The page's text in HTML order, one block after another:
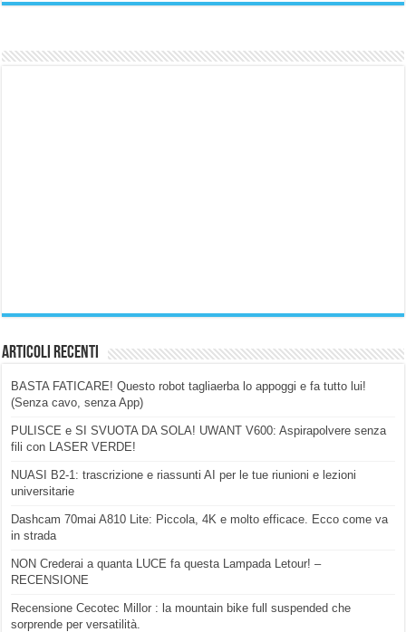
Articoli Recenti
BASTA FATICARE! Questo robot tagliaerba lo appoggi e fa tutto lui!
(Senza cavo, senza App)
PULISCE e SI SVUOTA DA SOLA! UWANT V600: Aspirapolvere senza
fili con LASER VERDE!
NUASI B2-1: trascrizione e riassunti AI per le tue riunioni e lezioni
universitarie
Dashcam 70mai A810 Lite: Piccola, 4K e molto efficace. Ecco come va
in strada
NON Crederai a quanta LUCE fa questa Lampada Letour! –
RECENSIONE
Recensione Cecotec Millor : la mountain bike full suspended che
sorprende per versatilità.